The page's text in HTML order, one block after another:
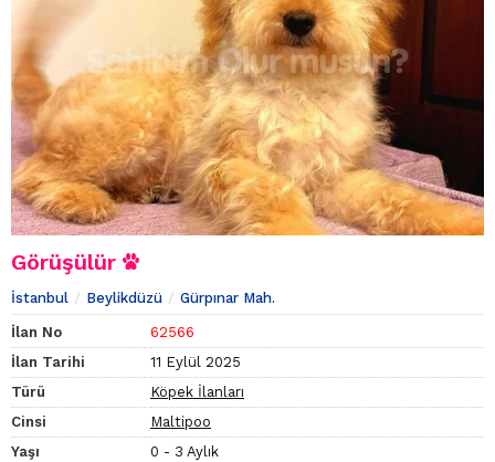
Görüşülür
İstanbul Beylikdüzü Gürpınar Mah.
İlan No
62566
İlan Tarihi
11 Eylül 2025
Türü
Köpek İlanları
Cinsi
Maltipoo
Yaşı
0 - 3 Aylık